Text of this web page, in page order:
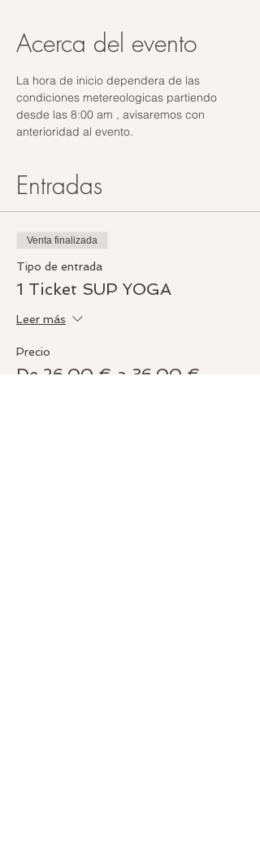
Acerca del evento
La hora de inicio dependera de las
condiciones metereologicas partiendo
desde las 8:00 am , avisaremos con
anterioridad al evento.
Entradas
Venta finalizada
Tipo de entrada
1 Ticket SUP YOGA
Leer más
Precio
De 26,00 € a 36,00 €